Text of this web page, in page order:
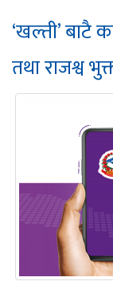
‘खल्ती’ बाटै
तथा राजश्व